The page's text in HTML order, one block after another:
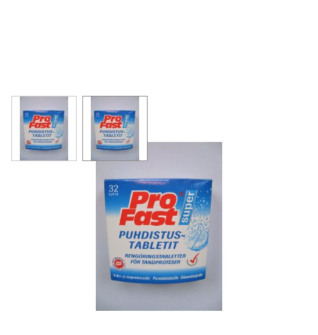
View larger imageView larger image
Profast Puhdistustabletit proteeseille 32
9225345